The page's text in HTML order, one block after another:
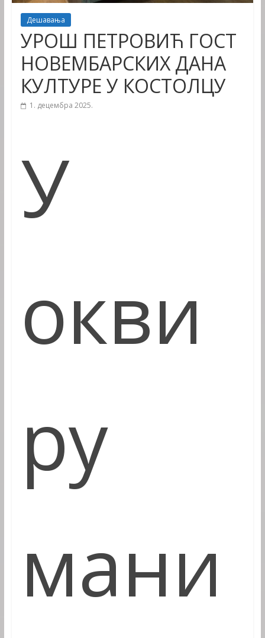
Дешавања
УРОШ ПЕТРОВИЋ ГОСТ
НОВЕМБАРСКИХ ДАНА
КУЛТУРЕ У КОСТОЛЦУ
1. децембра 2025.
У
окви
ру
мани